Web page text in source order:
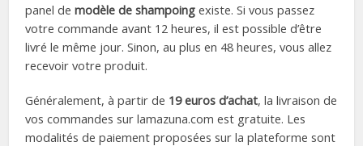
panel demodèle de shampoing existe. Si vous passez
votre commande avant 12 heures, il est possible d’être
livré le même jour. Sinon, au plus en 48 heures, vous allez
recevoir votre produit.
Généralement, à partir de 19 euros d’achat, la livraison de
vos commandes sur lamazuna.com est gratuite. Les
modalités de paiement proposées sur la plateforme sont